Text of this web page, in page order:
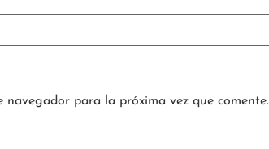
para la próxima vez que comente.